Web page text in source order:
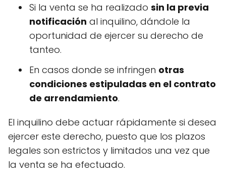
Si la venta se ha realizado sin la previa
notificación al inquilino, dándole la
oportunidad de ejercer su derecho de
tanteo.
En casos donde se infringen otras
condiciones estipuladas en el contrato
de arrendamiento.
El inquilino debe actuar rápidamente si desea
ejercer este derecho, puesto que los plazos
legales son estrictos y limitados una vez que
la venta se ha efectuado.